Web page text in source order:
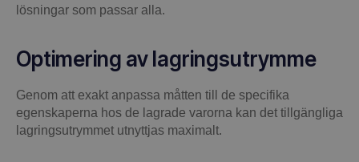
lösningar som passar alla.
Optimering av lagringsutrymme
Genom att exakt anpassa måtten till de specifika
egenskaperna hos de lagrade varorna kan det tillgängliga
lagringsutrymmet utnyttjas maximalt.